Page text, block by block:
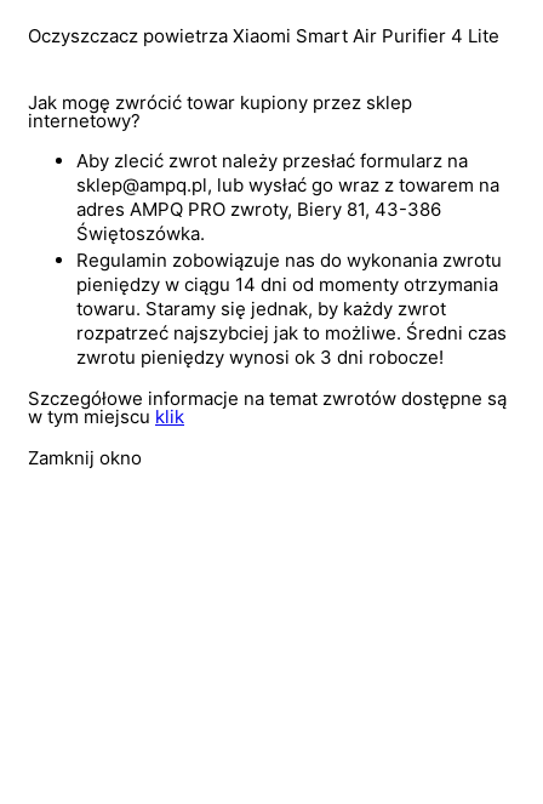
Oczyszczacz powietrza Xiaomi Smart Air Purifier 4 Lite
Jak mogę zwrócić towar kupiony przez sklep
internetowy?
Aby zlecić zwrot należy przesłać formularz na
sklep@ampq.pl, lub wysłać go wraz z towarem na
adres AMPQ PRO zwroty, Biery 81, 43-386
Świętoszówka.
Regulamin zobowiązuje nas do wykonania zwrotu
pieniędzy w ciągu 14 dni od momenty otrzymania
towaru. Staramy się jednak, by każdy zwrot
rozpatrzeć najszybciej jak to możliwe. Średni czas
zwrotu pieniędzy wynosi ok 3 dni robocze!
Szczegółowe informacje na temat zwrotów dostępne są
w tym miejscu klik
Zamknij okno